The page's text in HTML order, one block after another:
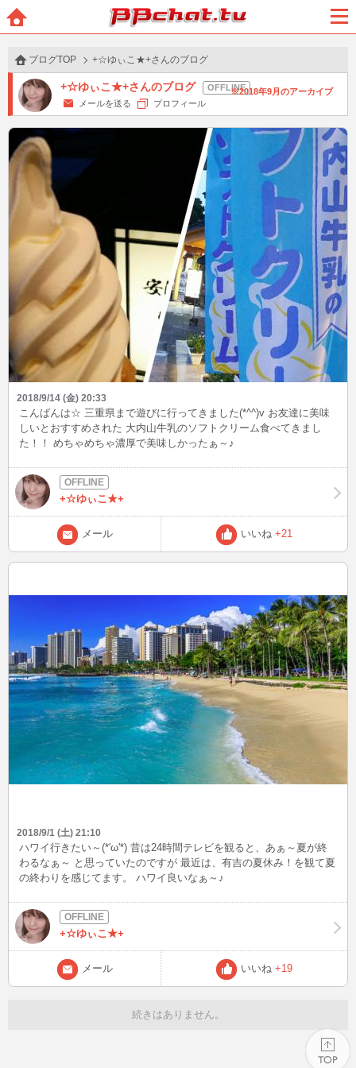
BBchatTV
ブログTOP +☆ゆぃこ★+さんのブログ
+☆ゆぃこ★+さんのブログ
2018年9月のアーカイブ
メールを送る
プロフィール
2018/9/14 (金) 20:33
こんばんは☆ 三重県まで遊びに行ってきました(*^^)v お友達に美味
しいとおすすめされた 大内山牛乳のソフトクリーム食べてきまし
た！！ めちゃめちゃ濃厚で美味しかったぁ～♪
+☆ゆぃこ★+
メール いいね +21
2018/9/1 (土) 21:10
ハワイ行きたい～(*'ω'*) 昔は24時間テレビを観ると、あぁ～夏が終
わるなぁ～ と思っていたのですが 最近は、有吉の夏休み！を観て夏
の終わりを感じてます。 ハワイ良いなぁ～♪
+☆ゆぃこ★+
メール いいね +19
続きはありません。